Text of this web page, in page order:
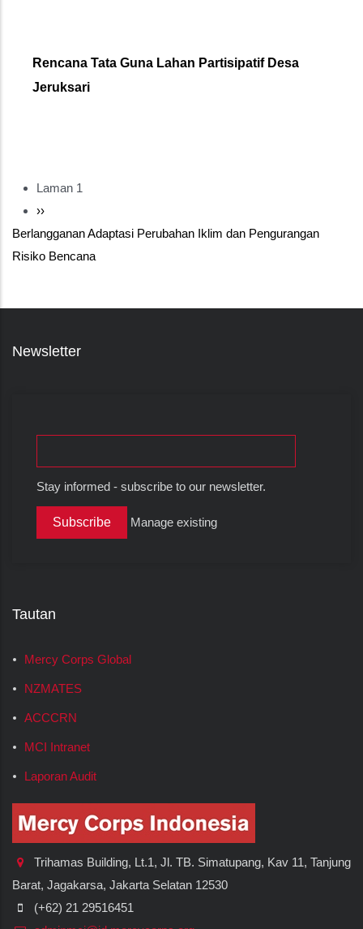
Rencana Tata Guna Lahan Partisipatif Desa
Jeruksari
Laman 1
Halaman
berikutnya
››
Berlangganan Adaptasi Perubahan Iklim dan Pengurangan
Risiko Bencana
Newsletter
Stay informed - subscribe to our newsletter.
Manage existing
Tautan
Mercy Corps Global
NZMATES
ACCCRN
MCI Intranet
Laporan Audit
Trihamas Building, Lt.1, Jl. TB. Simatupang, Kav 11, Tanjung
Barat, Jagakarsa, Jakarta Selatan 12530
(+62) 21 29516451